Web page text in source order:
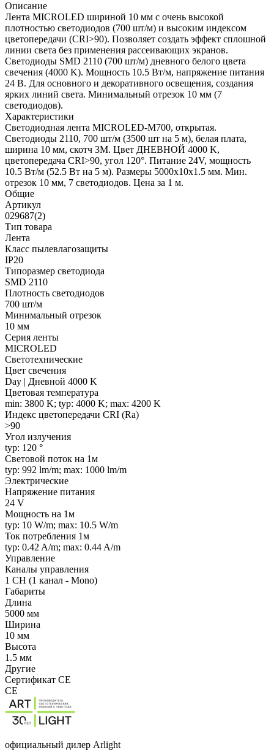
Описание
Лента MICROLED шириной 10 мм с очень высокой
плотностью светодиодов (700 шт/м) и высоким индексом
цветопередачи (CRI>90). Позволяет создать эффект сплошной
линии света без применения рассеивающих экранов.
Светодиоды SMD 2110 (700 шт/м) дневного белого цвета
свечения (4000 K). Мощность 10.5 Вт/м, напряжение питания
24 В. Для основного и декоративного освещения, создания
ярких линий света. Минимальный отрезок 10 мм (7
светодиодов).
Характеристики
Светодиодная лента MICROLED-M700, открытая.
Светодиоды 2110, 700 шт/м (3500 шт на 5 м), белая плата,
ширина 10 мм, скотч 3M. Цвет ДНЕВНОЙ 4000 K,
цветопередача CRI>90, угол 120°. Питание 24V, мощность
10.5 Вт/м (52.5 Вт на 5 м). Размеры 5000x10x1.5 мм. Мин.
отрезок 10 мм, 7 светодиодов. Цена за 1 м.
Общие
Артикул
029687(2)
Тип товара
Лента
Класс пылевлагозащиты
IP20
Типоразмер светодиода
SMD 2110
Плотность светодиодов
700 шт/м
Минимальный отрезок
10 мм
Серия ленты
MICROLED
Светотехнические
Цвет свечения
Day | Дневной 4000 K
Цветовая температура
min: 3800 K; typ: 4000 K; max: 4200 K
Индекс цветопередачи CRI (Ra)
>90
Угол излучения
typ: 120 °
Световой поток на 1м
typ: 992 lm/m; max: 1000 lm/m
Электрические
Напряжение питания
24 V
Мощность на 1м
typ: 10 W/m; max: 10.5 W/m
Ток потребления 1м
typ: 0.42 A/m; max: 0.44 A/m
Управление
Каналы управления
1 CH (1 канал - Mono)
Габариты
Длина
5000 мм
Ширина
10 мм
Высота
1.5 мм
Другие
Сертификат CE
CE
официальный дилер Arlight